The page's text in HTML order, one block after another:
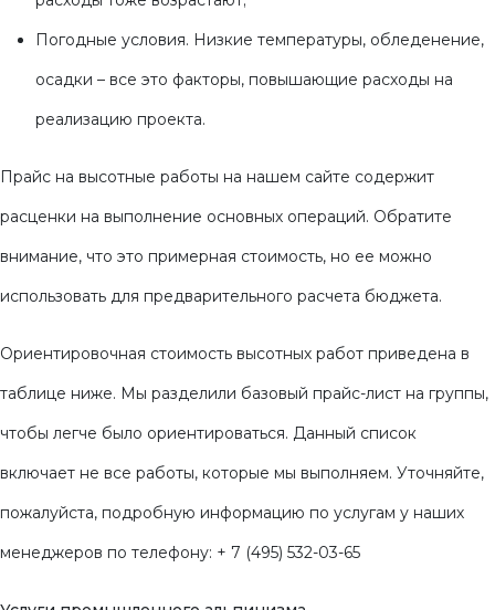
Погодные условия. Низкие температуры, обледенение,
осадки – все это факторы, повышающие расходы на
реализацию проекта.
Прайс на высотные работы на нашем сайте содержит
расценки на выполнение основных операций. Обратите
внимание, что это примерная стоимость, но ее можно
использовать для предварительного расчета бюджета.
Ориентировочная стоимость высотных работ приведена в
таблице ниже. Мы разделили базовый прайс-лист на группы,
чтобы легче было ориентироваться. Данный список
включает не все работы, которые мы выполняем. Уточняйте,
пожалуйста, подробную информацию по услугам у наших
менеджеров по телефону: + 7 (495) 532-03-65